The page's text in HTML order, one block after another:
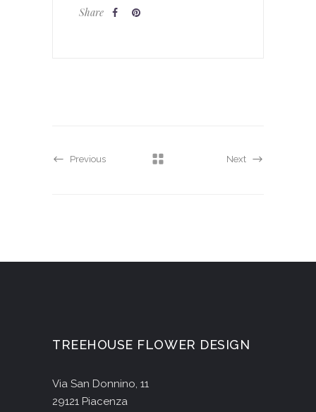
Share
Previous Next
TREEHOUSE FLOWER DESIGN
Via San Donnino, 11
29121 Piacenza